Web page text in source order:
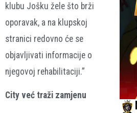
klubu Jošku žele što brži
oporavak, a na klupskoj
stranici redovno će se
objavljivati informacije o
njegovoj rehabilitaciji.”
City već traži zamjenu